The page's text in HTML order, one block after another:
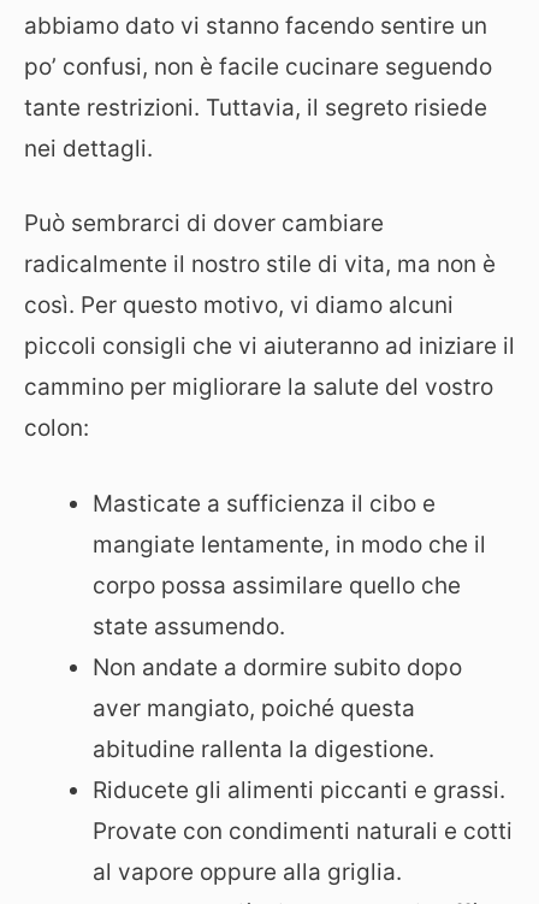
abbiamo dato vi stanno facendo sentire un
po’ confusi, non è facile cucinare seguendo
tante restrizioni. Tuttavia, il segreto risiede
nei dettagli.
Può sembrarci di dover cambiare
radicalmente il nostro stile di vita, ma non è
così. Per questo motivo, vi diamo alcuni
piccoli consigli che vi aiuteranno ad iniziare il
cammino per migliorare la salute del vostro
colon:
Masticate a sufficienza il cibo e
mangiate lentamente, in modo che il
corpo possa assimilare quello che
state assumendo.
Non andate a dormire subito dopo
aver mangiato, poiché questa
abitudine rallenta la digestione.
Riducete gli alimenti piccanti e grassi.
Provate con condimenti naturali e cotti
al vapore oppure alla griglia.